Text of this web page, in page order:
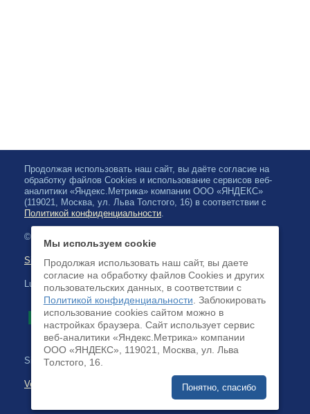
Продолжая использовать наш сайт, вы даёте согласие на
обработку файлов Cookies и использование сервисов веб-
аналитики «Яндекс.Метрика» компании ООО «ЯНДЕКС»
(119021, Москва, ул. Льва Толстого, 16) в соответствии с
Политикой конфиденциальности.
© 2026, Karjalan valtionfilharmonia
Sivuston kartta
Luottokortilla maksaminen on saatavilla
Sivuston kehittäminen:
Verkkoliiketoimintajärjestelmä
Мы используем cookie
Продолжая использовать наш сайт, вы даете
согласие на обработку файлов Cookies и других
пользовательских данных, в соответствии с
Политикой конфиденциальности . Заблокировать
использование cookies сайтом можно в
настройках браузера. Cайт использует сервис
веб-аналитики «Яндекс.Метрика» компании
ООО «ЯНДЕКС», 119021, Москва, ул. Льва
Толстого, 16.
Понятно, спасибо